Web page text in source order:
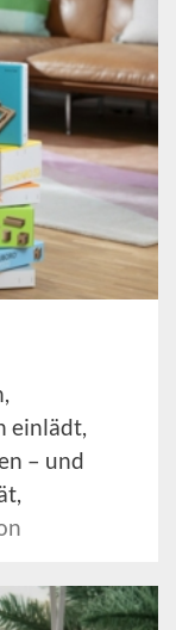
einlädt,
– und